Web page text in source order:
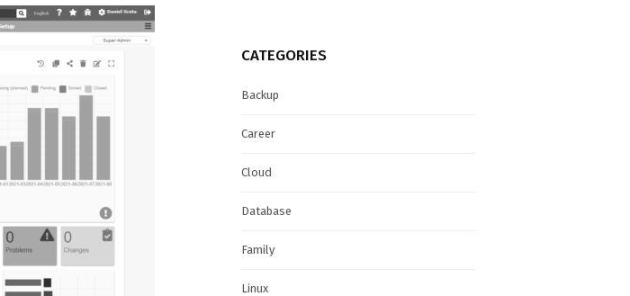
CATEGORIES
Backup
Career
Cloud
Database
Family
Linux